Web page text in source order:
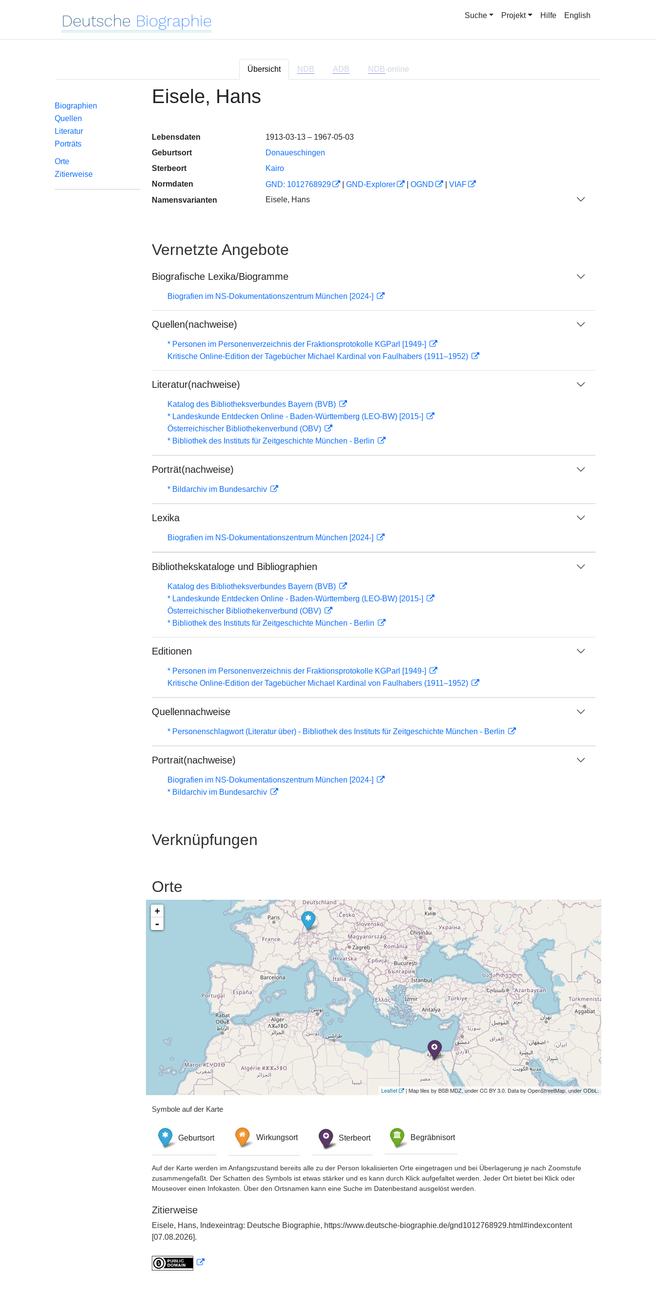
Deutsche Biographie Suche Projekt Hilfe English
Übersicht NDB ADB NDB-online
Biographien
Quellen
Literatur
Porträts
Orte
Zitierweise
Eisele, Hans
Lebensdaten
1913-03-13 – 1967-05-03
Geburtsort
Donaueschingen
Sterbeort
Kairo
Normdaten
GND: 1012768929 GND-Explorer OGND
VIAF
Namensvarianten
Eisele, Hans
Vernetzte Angebote
Biografische Lexika/Biogramme
Biografien im NS-Dokumentationszentrum München [2024-]
Quellen(nachweise)
* Personen im Personenverzeichnis der Fraktionsprotokolle KGParl [1949-]
Kritische Online-Edition der Tagebücher Michael Kardinal von Faulhabers (1911–1952)
Literatur(nachweise)
Katalog des Bibliotheksverbundes Bayern (BVB)
* Landeskunde Entdecken Online - Baden-Württemberg (LEO-BW) [2015-]
Österreichischer Bibliothekenverbund (OBV)
* Bibliothek des Instituts für Zeitgeschichte München - Berlin
Porträt(nachweise)
* Bildarchiv im Bundesarchiv
Lexika
Biografien im NS-Dokumentationszentrum München [2024-]
Bibliothekskataloge und Bibliographien
Katalog des Bibliotheksverbundes Bayern (BVB)
* Landeskunde Entdecken Online - Baden-Württemberg (LEO-BW) [2015-]
Österreichischer Bibliothekenverbund (OBV)
* Bibliothek des Instituts für Zeitgeschichte München - Berlin
Editionen
* Personen im Personenverzeichnis der Fraktionsprotokolle KGParl [1949-]
Kritische Online-Edition der Tagebücher Michael Kardinal von Faulhabers (1911–1952)
Quellennachweise
* Personenschlagwort (Literatur über) - Bibliothek des Instituts für Zeitgeschichte München - Berlin
Portrait(nachweise)
Biografien im NS-Dokumentationszentrum München [2024-]
* Bildarchiv im Bundesarchiv
Verknüpfungen
Orte
+
-
Leaflet | Map tiles by BSB MDZ, under CC BY 3.0. Data by OpenStreetMap, under ODbL.
Symbole auf der Karte
Geburtsort Wirkungsort Sterbeort Begräbnisort
Auf der Karte werden im Anfangszustand bereits alle zu der Person lokalisierten Orte eingetragen und bei Überlagerung je nach Zoomstufe
zusammengefaßt. Der Schatten des Symbols ist etwas stärker und es kann durch Klick aufgefaltet werden. Jeder Ort bietet bei Klick oder
Mouseover einen Infokasten. Über den Ortsnamen kann eine Suche im Datenbestand ausgelöst werden.
Zitierweise
Eisele, Hans, Indexeintrag: Deutsche Biographie, https://www.deutsche-biographie.de/gnd1012768929.html#indexcontent
[07.08.2026].